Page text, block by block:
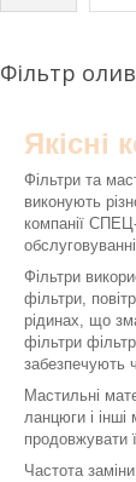
Фільтр
Якісні
Фільтри та
виконують
компанії
Фільтри
фільтри,
рідинах, що
фільтри
забезпечують
Мастильні
ланцюги і
продовжувати
Частота